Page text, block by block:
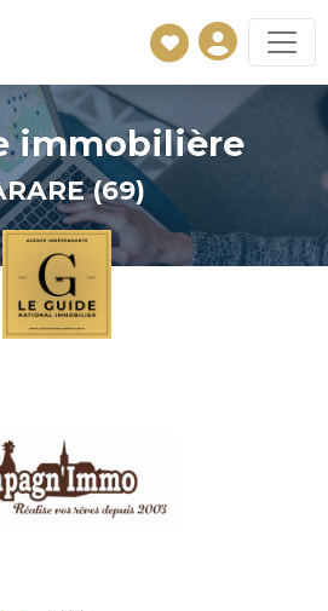
immobilière
(69)